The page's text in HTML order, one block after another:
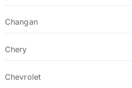
Changan
Chery
Chevrolet